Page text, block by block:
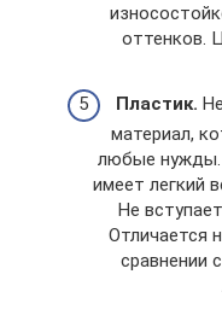
оттенков.
Пластик.
материал,
любые нужды.
имеет легкий
Не
Отличается
сравнении